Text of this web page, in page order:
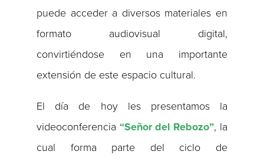
puede acceder a diversos materiales en
formato audiovisual digital,
convirtiéndose en una importante
extensión de este espacio cultural.
El día de hoy les presentamos la
videoconferencia “Señor del Rebozo”, la
cual forma parte del ciclo de